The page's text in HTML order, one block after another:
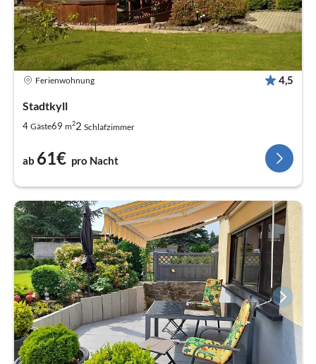
Ferienwohnung 4,5
Stadtkyll
4 Gäste69 m22 Schlafzimmer
ab 61€ pro Nacht